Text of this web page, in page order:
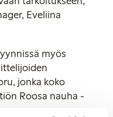
Eveliina
myös
jonka koko
Roosa nauha -